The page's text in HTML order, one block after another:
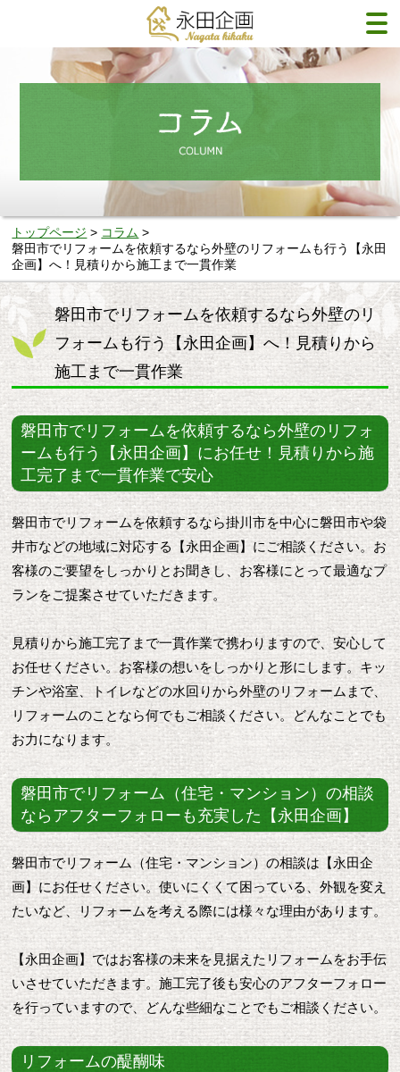
トップページ
コラム
磐田市でリフォームを依頼するなら外壁のリフォームも行う【永田
企画】へ！見積りから施工まで一貫作業
磐田市でリフォームを依頼するなら外壁のリ
フォームも行う【永田企画】へ！見積りから
施工まで一貫作業
磐田市でリフォームを依頼するなら外壁のリフォ
ームも行う【永田企画】にお任せ！見積りから施
工完了まで一貫作業で安心
磐田市でリフォームを依頼するなら掛川市を中心に磐田市や袋
井市などの地域に対応する【永田企画】にご相談ください。お
客様のご要望をしっかりとお聞きし、お客様にとって最適なプ
ランをご提案させていただきます。
見積りから施工完了まで一貫作業で携わりますので、安心して
お任せください。お客様の想いをしっかりと形にします。キッ
チンや浴室、トイレなどの水回りから外壁のリフォームまで、
リフォームのことなら何でもご相談ください。どんなことでも
お力になります。
磐田市でリフォーム（住宅・マンション）の相談
ならアフターフォローも充実した【永田企画】
磐田市でリフォーム（住宅・マンション）の相談は【永田企
画】にお任せください。使いにくくて困っている、外観を変え
たいなど、リフォームを考える際には様々な理由があります。
【永田企画】ではお客様の未来を見据えたリフォームをお手伝
いさせていただきます。施工完了後も安心のアフターフォロー
を行っていますので、どんな些細なことでもご相談ください。
リフォームの醍醐味